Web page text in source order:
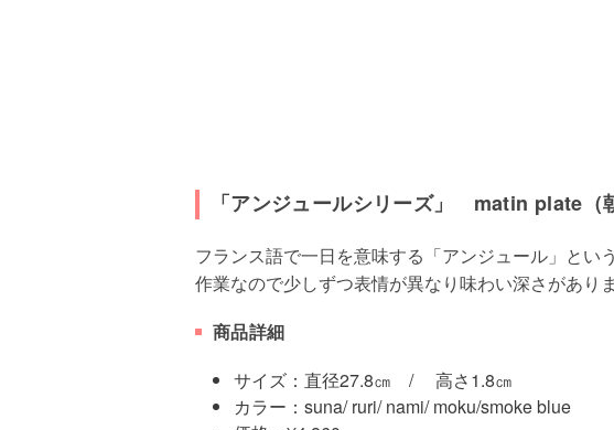
「アンジュールシリーズ」 matin
フランス語で一日を意味する「アンジュール」とい
作業なので少しずつ表情が異なり味わい深さがありま
商品詳細
サイズ：直径27.8㎝ / 高さ1.8㎝
カラー：suna/ ruri/ nami/ moku/smoke blue